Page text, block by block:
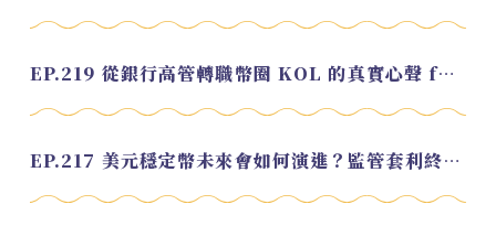
EP.219 從銀行高管轉職幣圈 KOL 的真實心聲 feat.龜大
EP.217 美元穩定幣未來會如何演進？監管套利終將收斂？feat. 研究員 余哲安